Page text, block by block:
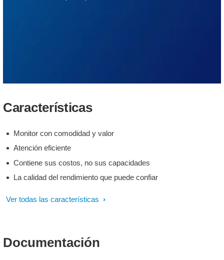
Características
Monitor con comodidad y valor
Atención eficiente
Contiene sus costos, no sus capacidades
La calidad del rendimiento que puede confiar
Ver todas las características
Documentación